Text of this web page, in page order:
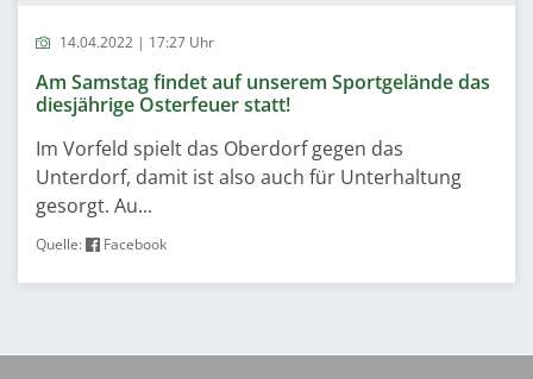
14.04.2022 | 17:27 Uhr
Am Samstag findet auf unserem Sportgelände das
diesjährige Osterfeuer statt!
Im Vorfeld spielt das Oberdorf gegen das
Unterdorf, damit ist also auch für Unterhaltung
gesorgt. Au...
Quelle: Facebook